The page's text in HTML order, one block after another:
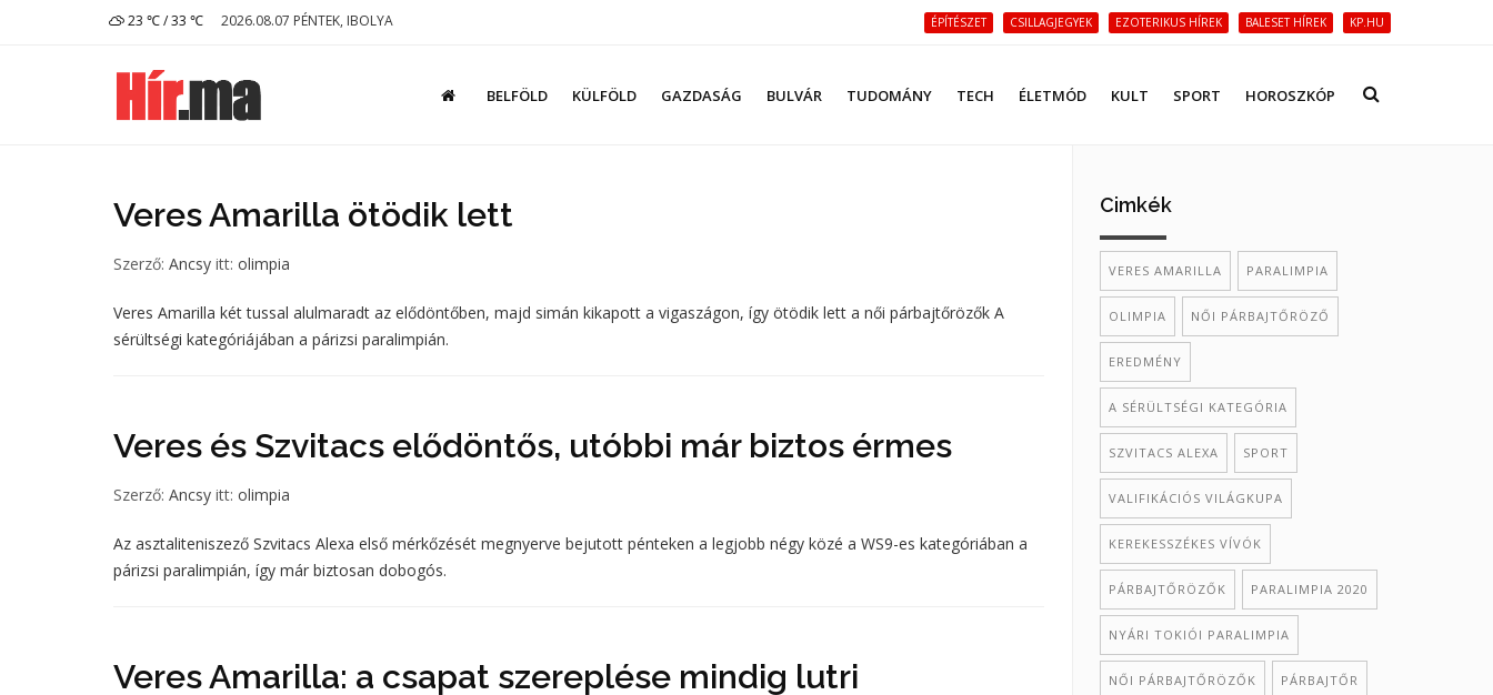
23 ℃ / 33 ℃ 2026.08.07 PÉNTEK, IBOLYA ÉPÍTÉSZET CSILLAGJEGYEK EZOTERIKUS HÍREK BALESET HÍREK KP.HU
BELFÖLD KÜLFÖLD GAZDASÁG BULVÁR TUDOMÁNY TECH ÉLETMÓD KULT SPORT HOROSZKÓP
Veres Amarilla ötödik lett
Szerző: Ancsy itt: olimpia
Veres Amarilla két tussal alulmaradt az elődöntőben, majd simán kikapott a vigaszágon, így ötödik lett a női párbajtőrözők A
sérültségi kategóriájában a párizsi paralimpián.
Veres és Szvitacs elődöntős, utóbbi már biztos érmes
Szerző: Ancsy itt: olimpia
Az asztaliteniszező Szvitacs Alexa első mérkőzését megnyerve bejutott pénteken a legjobb négy közé a WS9-es kategóriában a
párizsi paralimpián, így már biztosan dobogós.
Veres Amarilla: a csapat szereplése mindig lutri
Cimkék
VERES AMARILLA PARALIMPIA
OLIMPIA NŐI PÁRBAJTŐRÖZŐ
EREDMÉNY
A SÉRÜLTSÉGI KATEGÓRIA
SZVITACS ALEXA SPORT
VALIFIKÁCIÓS VILÁGKUPA
KEREKESSZÉKES VÍVÓK
PÁRBAJTŐRÖZŐK PARALIMPIA 2020
NYÁRI TOKIÓI PARALIMPIA
NŐI PÁRBAJTŐRÖZŐK PÁRBAJTŐR